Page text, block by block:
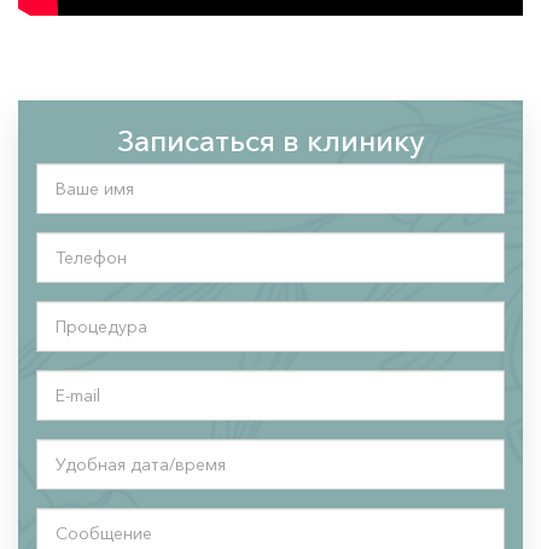
Записаться в клинику
Ваше
*
Телефон
Процедура
E-
Удобная